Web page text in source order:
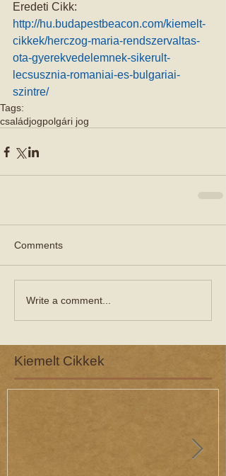
Eredeti Cikk:
http://hu.budapestbeacon.com/kiemelt-
cikkek/herczog-maria-rendszervaltas-
ota-gyerekvedelemnek-sikerult-
lecsusznia-romaniai-es-bulgariai-
szintre/
Tags:
családjogpolgári jog
Comments
Write a comment...
Kiemelt Cikkek